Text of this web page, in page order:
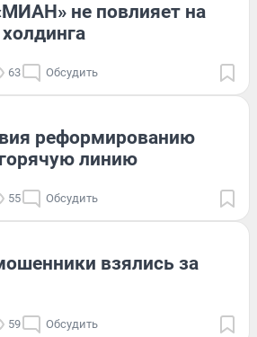
не повлияет на
63 Обсудить
реформированию
линию
55 Обсудить
взялись за
59 Обсудить